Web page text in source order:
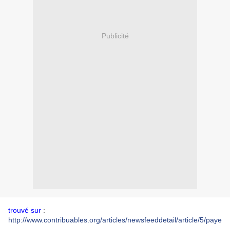
Publicité
trouvé sur :
http://www.contribuables.org/articles/newsfeeddetail/article/5/paye